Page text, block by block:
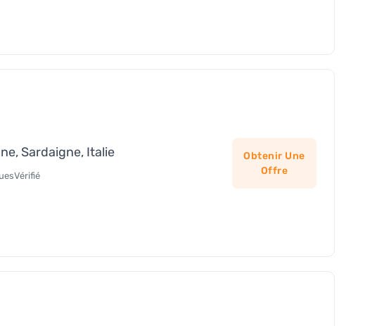
Sardaigne, Italie
Vérifié
Obtenir Une
Offre